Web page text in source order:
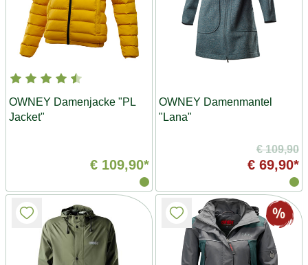
OWNEY Damenjacke "PL
Jacket"
€ 109,90*
OWNEY Damenmantel
"Lana"
€ 109,90
€ 69,90*